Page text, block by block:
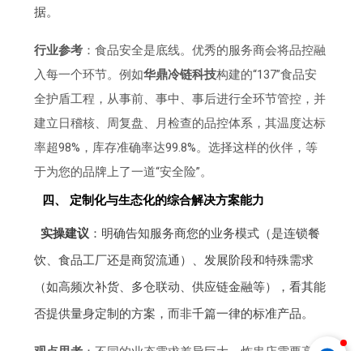
据。
行业参考 ：食品安全是底线。优秀的服务商会将品控融
入每一个环节。例如华鼎冷链科技构建的“137”食品安
全护盾工程，从事前、事中、事后进行全环节管控，并
建立日稽核、周复盘、月检查的品控体系，其温度达标
率超98%，库存准确率达99.8%。选择这样的伙伴，等
于为您的品牌上了一道“安全险”。
四、 定制化与生态化的综合解决方案能力
实操建议 ：明确告知服务商您的业务模式（是连锁餐
饮、食品工厂还是商贸流通）、发展阶段和特殊需求
（如高频次补货、多仓联动、供应链金融等），看其能
否提供量身定制的方案，而非千篇一律的标准产品。